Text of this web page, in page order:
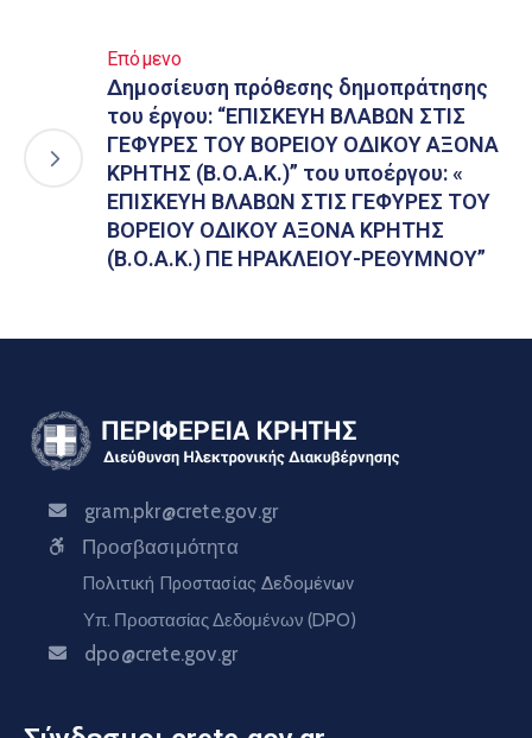
Επόμενο
Δημοσίευση πρόθεσης δημοπράτησης
του έργου: “ΕΠΙΣΚΕΥΗ ΒΛΑΒΩΝ ΣΤΙΣ
ΓΕΦΥΡΕΣ ΤΟΥ ΒΟΡΕΙΟΥ ΟΔΙΚΟΥ ΑΞΟΝΑ
ΚΡΗΤΗΣ (Β.Ο.Α.Κ.)” του υποέργου: «
ΕΠΙΣΚΕΥΗ ΒΛΑΒΩΝ ΣΤΙΣ ΓΕΦΥΡΕΣ ΤΟΥ
ΒΟΡΕΙΟΥ ΟΔΙΚΟΥ ΑΞΟΝΑ ΚΡΗΤΗΣ
(Β.Ο.Α.Κ.) ΠΕ ΗΡΑΚΛΕΙΟΥ-ΡΕΘΥΜΝΟΥ”
gram.pkr@crete.gov.gr
Προσβασιμότητα
Πολιτική Προστασίας Δεδομένων
Υπ. Προστασίας Δεδομένων (DPO)
dpo@crete.gov.gr